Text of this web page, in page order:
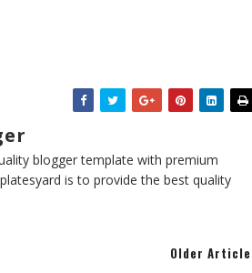
blogger template with premium
is to provide the best quality
Older Article